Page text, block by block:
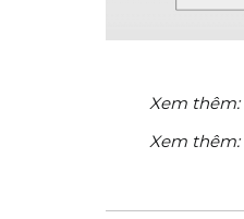
Xem thêm:
Xem thêm: